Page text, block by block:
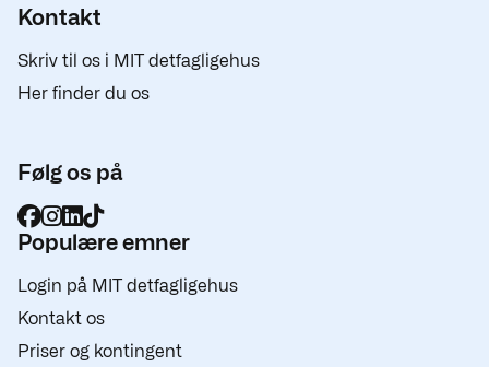
Kontakt
Skriv til os i MIT detfagligehus
Her finder du os
Følg os på
Populære emner
Login på MIT detfagligehus
Kontakt os
Priser og kontingent